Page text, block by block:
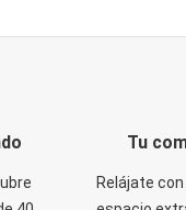
Tu
Relájate